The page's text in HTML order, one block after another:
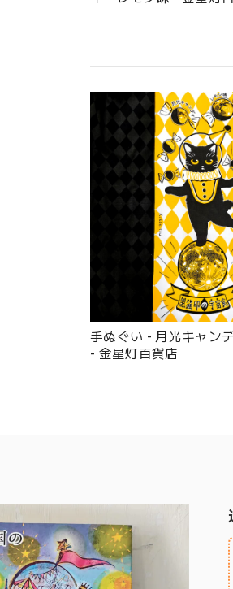
手ぬぐい - 月光キャン
- 金星灯百貨店